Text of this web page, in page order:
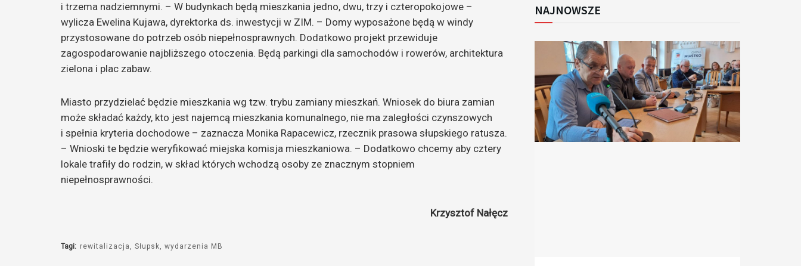
i trzema nadziemnymi. – W budynkach będą mieszkania jedno, dwu, trzy i czteropokojowe –
wylicza Ewelina Kujawa, dyrektorka ds. inwestycji w ZIM. – Domy wyposażone będą w windy
przystosowane do potrzeb osób niepełnosprawnych. Dodatkowo projekt przewiduje
zagospodarowanie najbliższego otoczenia. Będą parkingi dla samochodów i rowerów, architektura
zielona i plac zabaw.
Miasto przydzielać będzie mieszkania wg tzw. trybu zamiany mieszkań. Wniosek do biura zamian
może składać każdy, kto jest najemcą mieszkania komunalnego, nie ma zaległości czynszowych
i spełnia kryteria dochodowe – zaznacza Monika Rapacewicz, rzecznik prasowa słupskiego ratusza.
– Wnioski te będzie weryfikować miejska komisja mieszkaniowa. – Dodatkowo chcemy aby cztery
lokale trafiły do rodzin, w skład których wchodzą osoby ze znacznym stopniem
niepełnosprawności.
Krzysztof Nałęcz
Tagi: rewitalizacja Słupsk wydarzenia MB
NAJNOWSZE